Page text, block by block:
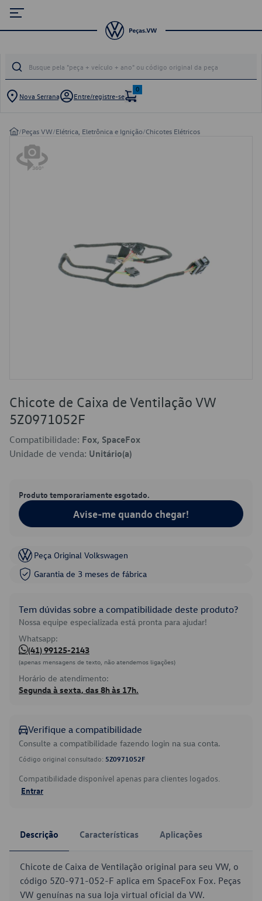
Nova Serrana Entre/registre-se
0
/Peças VW/Elétrica, Eletrônica e Ignição/Chicotes Elétricos
Chicote de Caixa de Ventilação VW
5Z0971052F
Compatibilidade: Fox, SpaceFox
Unidade de venda: Unitário(a)
Produto temporariamente esgotado.
Avise-me quando chegar!
Peça Original Volkswagen
Garantia de 3 meses de fábrica
Tem dúvidas sobre a compatibilidade deste produto?
Nossa equipe especializada está pronta para ajudar!
Whatsapp:
(41) 99125-2143
(apenas mensagens de texto, não atendemos ligações)
Horário de atendimento:
Segunda à sexta, das 8h às 17h.
Verifique a compatibilidade
Consulte a compatibilidade fazendo login na sua conta.
Código original consultado: 5Z0971052F
Compatibilidade disponível apenas para clientes logados.
Entrar
Descrição Características Aplicações
Chicote de Caixa de Ventilação original para seu VW, o
código 5Z0-971-052-F aplica em SpaceFox Fox. Peças
VW genuínas na sua loja virtual oficial da VW.